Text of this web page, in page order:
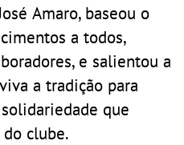
Amaro, baseou o
a todos,
e salientou a
a tradição para
que
clube.